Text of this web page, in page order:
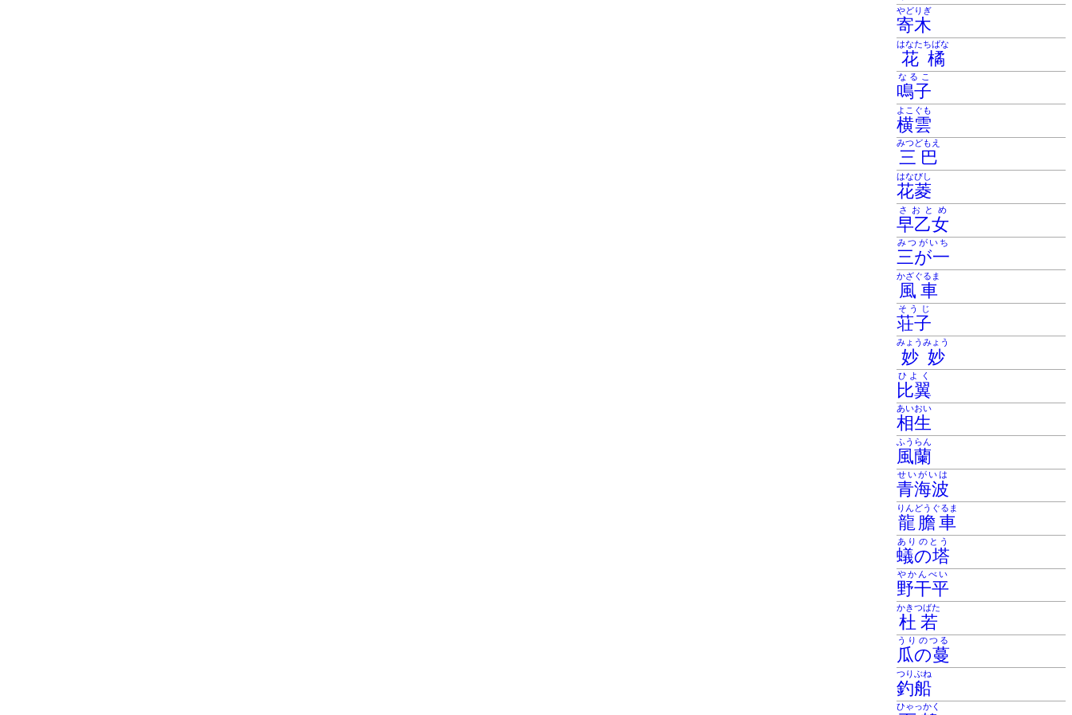
寄木
やどりぎ
花橘
はなたちばな
鳴子
なるこ
横雲
よこぐも
三巴
みつどもえ
花菱
はなびし
早乙女
さおとめ
三が一
みつがいち
風車
かざぐるま
荘子
そうじ
妙妙
みょうみょう
比翼
ひよく
相生
あいおい
風蘭
ふうらん
青海波
せいがいは
龍膽車
りんどうぐるま
蟻の塔
ありのとう
野干平
やかんべい
杜若
かきつばた
瓜の蔓
うりのつる
釣船
つりぶね
ひゃっかく